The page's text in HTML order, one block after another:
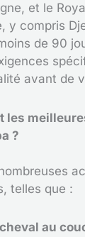
et le
y compris
de 90
avant de
les
?
telles que :
au